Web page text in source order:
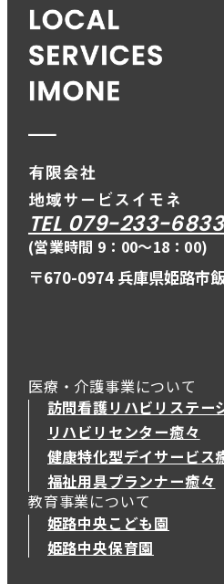
TEL 079-233-6833
(営業時間 9：00〜18：00)
〒670-0974 兵庫県姫路市
医療・介護事業について
訪問看護リハビリステー
リハビリセンター癒々
健康特化型デイサービス
健康特化型デイサービス
福祉用具プランナー癒々
教育事業について
姫路中央こども園
姫路中央保育園